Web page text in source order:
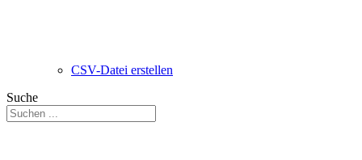
CSV-Datei erstellen
Suche